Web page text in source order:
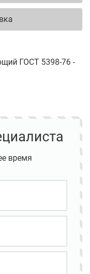
ГОСТ 5398-76 -
время